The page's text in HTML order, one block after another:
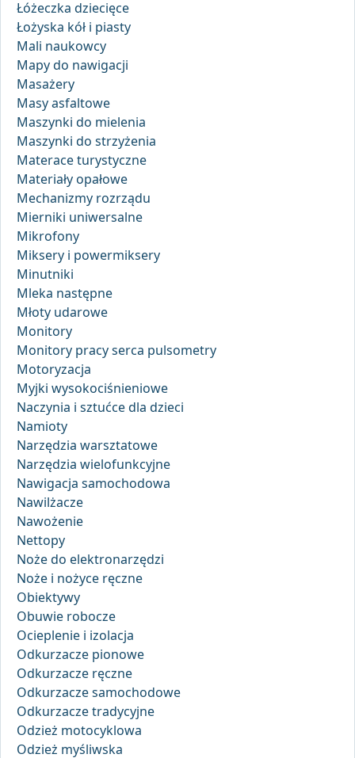
Łóżeczka dziecięce
Łożyska kół i piasty
Mali naukowcy
Mapy do nawigacji
Masażery
Masy asfaltowe
Maszynki do mielenia
Maszynki do strzyżenia
Materace turystyczne
Materiały opałowe
Mechanizmy rozrządu
Mierniki uniwersalne
Mikrofony
Miksery i powermiksery
Minutniki
Mleka następne
Młoty udarowe
Monitory
Monitory pracy serca pulsometry
Motoryzacja
Myjki wysokociśnieniowe
Naczynia i sztućce dla dzieci
Namioty
Narzędzia warsztatowe
Narzędzia wielofunkcyjne
Nawigacja samochodowa
Nawilżacze
Nawożenie
Nettopy
Noże do elektronarzędzi
Noże i nożyce ręczne
Obiektywy
Obuwie robocze
Ocieplenie i izolacja
Odkurzacze pionowe
Odkurzacze ręczne
Odkurzacze samochodowe
Odkurzacze tradycyjne
Odzież motocyklowa
Odzież myśliwska